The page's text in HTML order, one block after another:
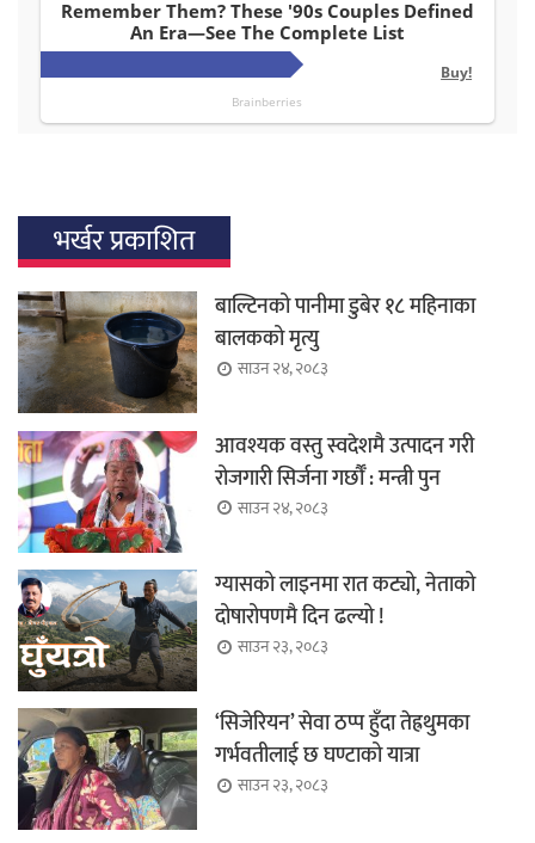
भर्खर प्रकाशित
बाल्टिनको पानीमा डुबेर १८ महिनाका
बालकको मृत्यु
साउन २४, २०८३
आवश्यक वस्तु स्वदेशमै उत्पादन गरी
रोजगारी सिर्जना गर्छौँ : मन्त्री पुन
साउन २४, २०८३
ग्यासको लाइनमा रात कट्यो, नेताको
दोषारोपणमै दिन ढल्यो !
साउन २३, २०८३
‘सिजेरियन’ सेवा ठप्प हुँदा तेह्रथुमका
गर्भवतीलाई छ घण्टाको यात्रा
साउन २३, २०८३